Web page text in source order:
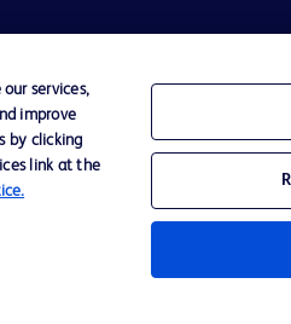
d’utilisation
services,
improve
by clicking
link at the